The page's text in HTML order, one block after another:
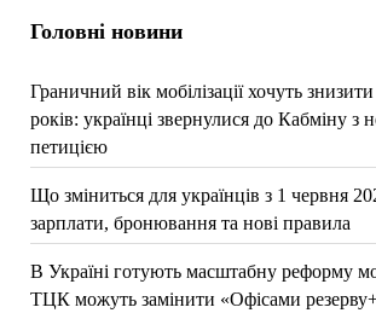
Головні новини
Граничний вік мобілізації хочуть
років: українці звернулися до Кабміну з
петицією
Що зміниться для українців з 1 червня
зарплати, бронювання та нові правила
В Україні готують масштабну реформу
ТЦК можуть замінити «Офісами